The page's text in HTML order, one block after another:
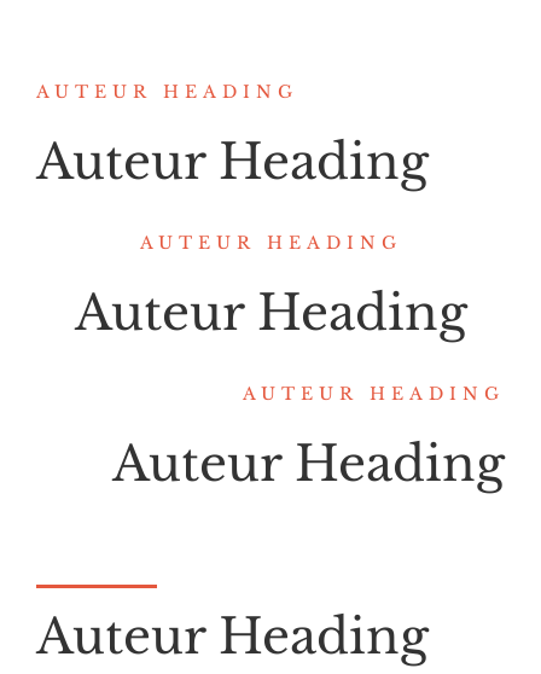
AUTEUR HEADING
Auteur Heading
AUTEUR HEADING
Auteur Heading
AUTEUR HEADING
Auteur Heading
Auteur Heading